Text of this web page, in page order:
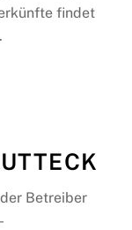
findet
Betreiber